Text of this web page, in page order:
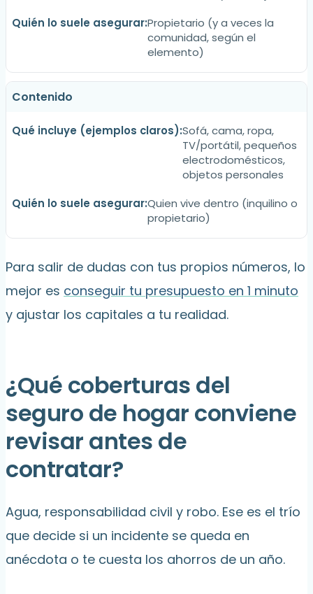
Propietario (y a veces la
comunidad, según el
elemento)
Contenido
Sofá, cama, ropa,
TV/portátil, pequeños
electrodomésticos,
objetos personales
Quien vive dentro (inquilino o
propietario)
Para salir de dudas con tus propios números, lo
mejor es conseguir tu presupuesto en 1 minuto
y ajustar los capitales a tu realidad.
¿Qué coberturas del
seguro de hogar conviene
revisar antes de
contratar?
Agua, responsabilidad civil y robo. Ese es el trío
que decide si un incidente se queda en
anécdota o te cuesta los ahorros de un año.